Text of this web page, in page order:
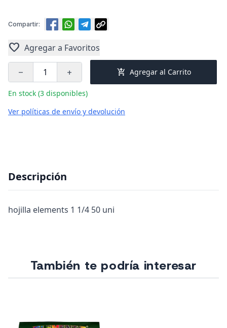
Compartir:
favorite Agregar a Favoritos
remove add add_shopping_cart Agregar al Carrito
En stock (3 disponibles)
Ver políticas de envío y devolución
Descripción
hojilla elements 1 1/4 50 uni
También te podría interesar